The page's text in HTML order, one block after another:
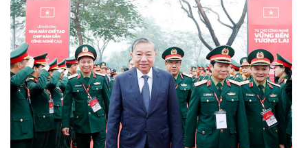
Quản lý và vận hành dự án đầu tư
Đất đai
Đầu tư
Khu CNC Hòa Lạc
Lao động
Môi trường
Quy hoạch - Xây dựng
Ưu đãi đầu tư
Tuyển dụng
Công khai ngân sách
FAQs
Liên hệ - Liên kết ▼
Liên kết
Liên hệ